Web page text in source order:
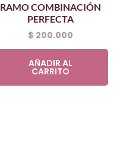
RAMO COMBINACIÓN
PERFECTA
$ 200.000
AÑADIR AL
CARRITO